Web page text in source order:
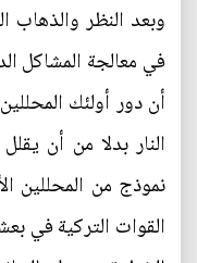
وبعد النظر والذهاب
في معالجة المشاكل
أن دور أولئك
النار بدلا من أن
نموذج من المحللين
القوات التركية في